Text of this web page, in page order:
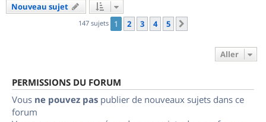
Nouveau sujet
147 sujets 1 2 3 4 5
Aller
PERMISSIONS DU FORUM
Vous ne pouvez pas publier de nouveaux sujets dans ce
forum